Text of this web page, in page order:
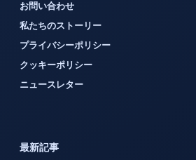
お問い合わせ
私たちのストーリー
プライバシーポリシー
クッキーポリシー
ニュースレター
最新記事